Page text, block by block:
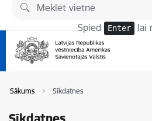
Pāriet uz lapas saturu
Spied Enter lai
Sākums Sīkdatnes